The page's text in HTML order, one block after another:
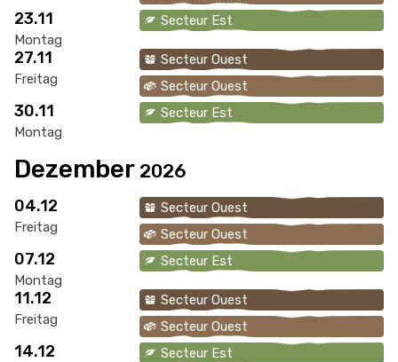
23.11
Montag
Secteur Est
27.11
Freitag
Secteur Ouest
Secteur Ouest
30.11
Montag
Secteur Est
Dezember 2026
04.12
Freitag
Secteur Ouest
Secteur Ouest
07.12
Montag
Secteur Est
11.12
Freitag
Secteur Ouest
Secteur Ouest
14.12 Secteur Est